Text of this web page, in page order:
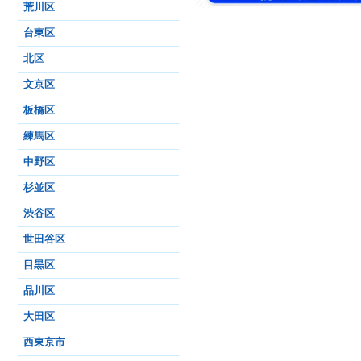
荒川区
台東区
北区
文京区
板橋区
練馬区
中野区
杉並区
渋谷区
世田谷区
目黒区
品川区
大田区
西東京市